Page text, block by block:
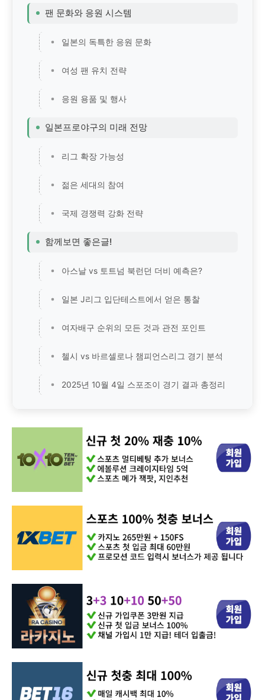
팬 문화와 응원 시스템
일본의 독특한 응원 문화
여성 팬 유치 전략
응원 용품 및 행사
일본프로야구의 미래 전망
리그 확장 가능성
젊은 세대의 참여
국제 경쟁력 강화 전략
함께보면 좋은글!
아스날 vs 토트넘 북런던 더비 예측은?
일본 J리그 입단테스트에서 얻은 통찰
여자배구 순위의 모든 것과 관전 포인트
첼시 vs 바르셀로나 챔피언스리그 경기 분석
2025년 10월 4일 스포조이 경기 결과 총정리